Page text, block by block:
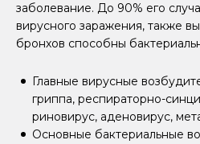
заболевание. До 90% его
вирусного заражения, также
бронхов способны
Главные вирусные
гриппа, респираторно-
риновирус, аденовирус,
Основные бактериальные